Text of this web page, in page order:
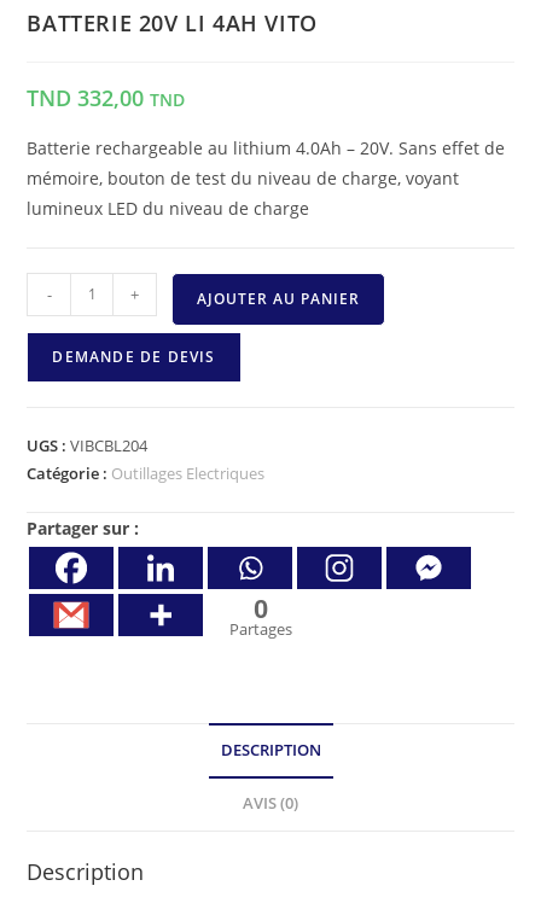
BATTERIE 20V LI 4AH VITO
TND 332,00 TND
Batterie rechargeable au lithium 4.0Ah – 20V. Sans effet de
mémoire, bouton de test du niveau de charge, voyant
lumineux LED du niveau de charge
- + AJOUTER AU PANIER
DEMANDE DE DEVIS
UGS :VIBCBL204
Catégorie : Outillages Electriques
Partager sur :
0
Partages
DESCRIPTION
AVIS (0)
Description